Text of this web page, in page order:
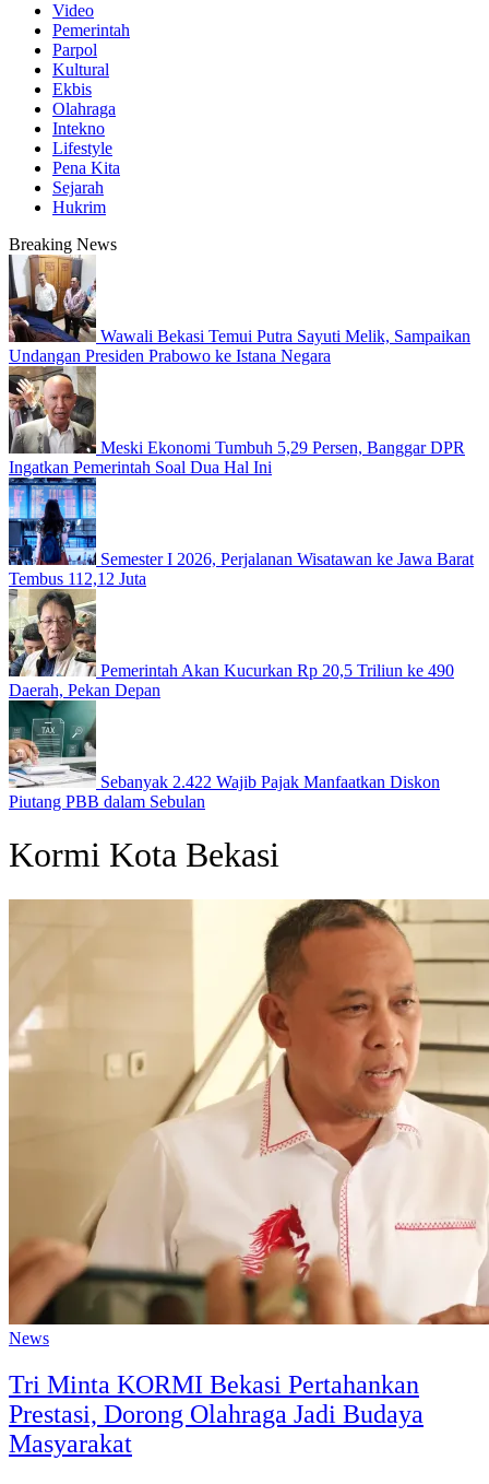
Video
Pemerintah
Parpol
Kultural
Ekbis
Olahraga
Intekno
Lifestyle
Pena Kita
Sejarah
Hukrim
Breaking News
Wawali Bekasi Temui Putra Sayuti Melik, Sampaikan
Undangan Presiden Prabowo ke Istana Negara
Meski Ekonomi Tumbuh 5,29 Persen, Banggar DPR
Ingatkan Pemerintah Soal Dua Hal Ini
Semester I 2026, Perjalanan Wisatawan ke Jawa Barat
Tembus 112,12 Juta
Pemerintah Akan Kucurkan Rp 20,5 Triliun ke 490
Daerah, Pekan Depan
Sebanyak 2.422 Wajib Pajak Manfaatkan Diskon
Piutang PBB dalam Sebulan
Kormi Kota Bekasi
News
Tri Minta KORMI Bekasi Pertahankan
Prestasi, Dorong Olahraga Jadi Budaya
Masyarakat